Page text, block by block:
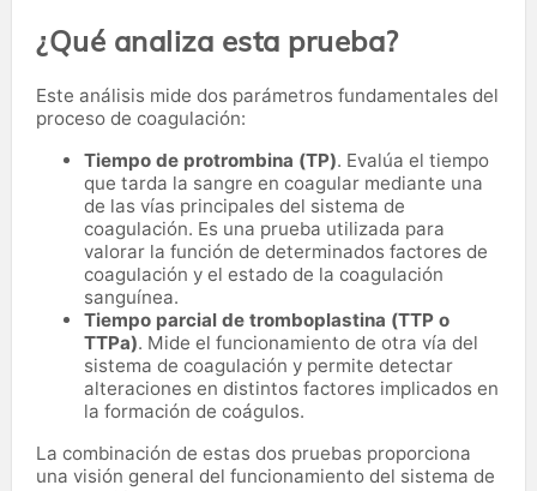
¿Qué analiza esta prueba?
Este análisis mide dos parámetros fundamentales del
proceso de coagulación:
Tiempo de protrombina (TP). Evalúa el tiempo
que tarda la sangre en coagular mediante una
de las vías principales del sistema de
coagulación. Es una prueba utilizada para
valorar la función de determinados factores de
coagulación y el estado de la coagulación
sanguínea.
Tiempo parcial de tromboplastina (TTP o
TTPa). Mide el funcionamiento de otra vía del
sistema de coagulación y permite detectar
alteraciones en distintos factores implicados en
la formación de coágulos.
La combinación de estas dos pruebas proporciona
una visión general del funcionamiento del sistema de